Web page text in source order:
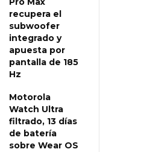
recupera el
subwoofer
integrado y
apuesta por
pantalla de 185
Hz
Motorola
Watch Ultra
filtrado, 13 días
de batería
sobre Wear OS